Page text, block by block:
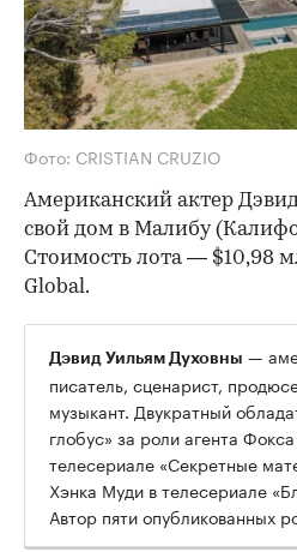
Фото: CRISTIAN CRUZIO
Американский актер
свой дом в Малибу
Стоимость лота — $10,98
Global.
Дэвид Уильям Духовны —
писатель, сценарист,
музыкант. Двукратный
глобус» за роли агента
телесериале «Секретные
Хэнка Муди в телесериале
Автор пяти опубликованных